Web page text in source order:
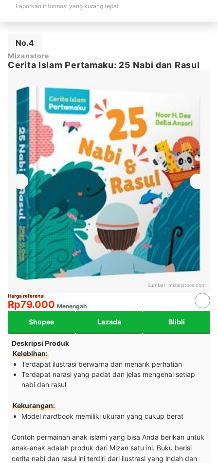
Laporkan informasi yang kurang tepat
No.4
Mizanstore
Cerita Islam Pertamaku: 25 Nabi dan Rasul
Sumber: mizanstore.com
Harga referensi
Rp79.000 Menengah
Shopee Lazada Blibli
Deskripsi Produk
Kelebihan:
Terdapat ilustrasi berwarna dan menarik perhatian
Terdapat narasi yang padat dan jelas mengenai setiap
nabi dan rasul
Kekurangan:
Model hardbook memiliki ukuran yang cukup berat
Contoh permainan anak islami yang bisa Anda berikan untuk
anak-anak adalah produk dari Mizan satu ini. Buku berisi
cerita nabi dan rasul ini terdiri dari ilustrasi yang indah dan